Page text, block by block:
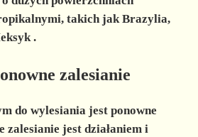
takich jakBrazylia,
.
zalesianie
do wylesiania jest ponowne
zalesianie jest działaniem i